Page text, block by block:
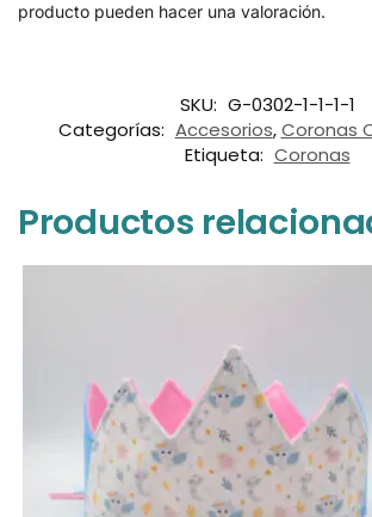
producto pueden hacer una valoración.
SKU: G-0302-1-1-1-1
Categorías: Accesorios,Coronas
Etiqueta: Coronas
Productos